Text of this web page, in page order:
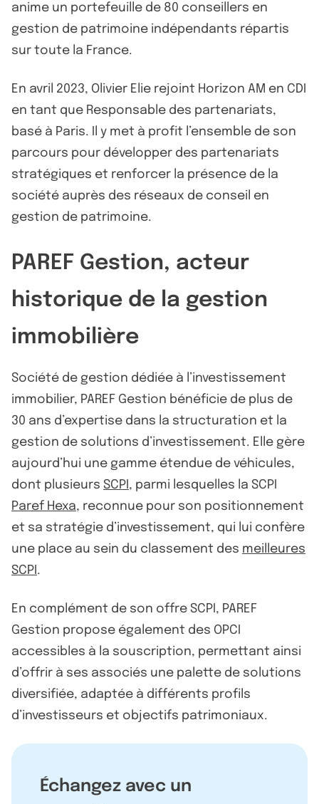
anime un portefeuille de 80 conseillers en
gestion de patrimoine indépendants répartis
sur toute la France.
En avril 2023, Olivier Elie rejoint Horizon AM en CDI
en tant que Responsable des partenariats,
basé à Paris. Il y met à profit l’ensemble de son
parcours pour développer des partenariats
stratégiques et renforcer la présence de la
société auprès des réseaux de conseil en
gestion de patrimoine.
PAREF Gestion, acteur
historique de la gestion
immobilière
Société de gestion dédiée à l’investissement
immobilier, PAREF Gestion bénéficie de plus de
30 ans d’expertise dans la structuration et la
gestion de solutions d’investissement. Elle gère
aujourd’hui une gamme étendue de véhicules,
dont plusieurs SCPI , parmi lesquelles la SCPI
Paref Hexa, reconnue pour son positionnement
et sa stratégie d’investissement, qui lui confère
une place au sein du classement des meilleures
SCPI .
En complément de son offre SCPI, PAREF
Gestion propose également des OPCI
accessibles à la souscription, permettant ainsi
d’offrir à ses associés une palette de solutions
diversifiée, adaptée à différents profils
d’investisseurs et objectifs patrimoniaux.
Échangez avec un